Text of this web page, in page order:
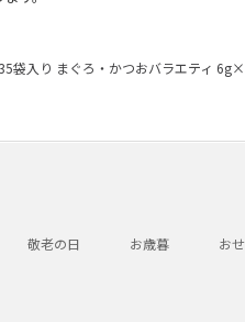
袋入り まぐろ・かつおバラエティ
敬老の日 お歳暮 お